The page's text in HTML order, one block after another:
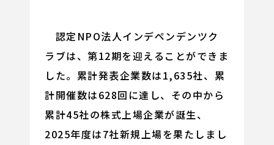
認定NPO法人インデペンデンツク
ラブは、第12期を迎えることができま
した。累計発表企業数は1,635社、累
計開催数は628回に達し、その中から
累計45社の株式上場企業が誕生、
2025年度は7社新規上場を果たしまし